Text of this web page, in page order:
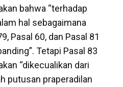
bahwa “terhadap
hal sebagaimana
Pasal 60, dan Pasal 81
Tetapi Pasal 83
“dikecualikan dari
putusan praperadilan